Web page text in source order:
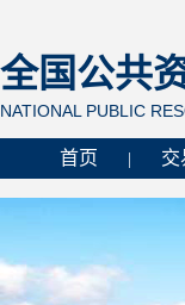
全国公共
NATIONAL PUBLIC
首页 交